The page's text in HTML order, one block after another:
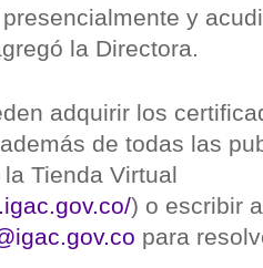
y
la Directora.
adquirir los
de todas las
Tienda Virtual
) o escribir
para